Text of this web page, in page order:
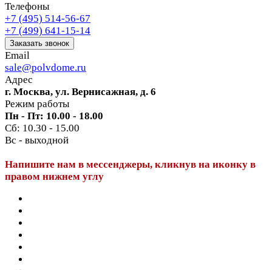
Телефоны
+7 (495) 514-56-67
+7 (499) 641-15-14
Заказать звонок
Email
sale@polvdome.ru
Адрес
г. Москва, ул. Вернисажная, д. 6
Режим работы
Пн - Пт: 10.00 - 18.00
Сб: 10.30 - 15.00
Вс - выходной
Напишите нам в мессенджеры, кликнув на иконку в
правом нижнем углу